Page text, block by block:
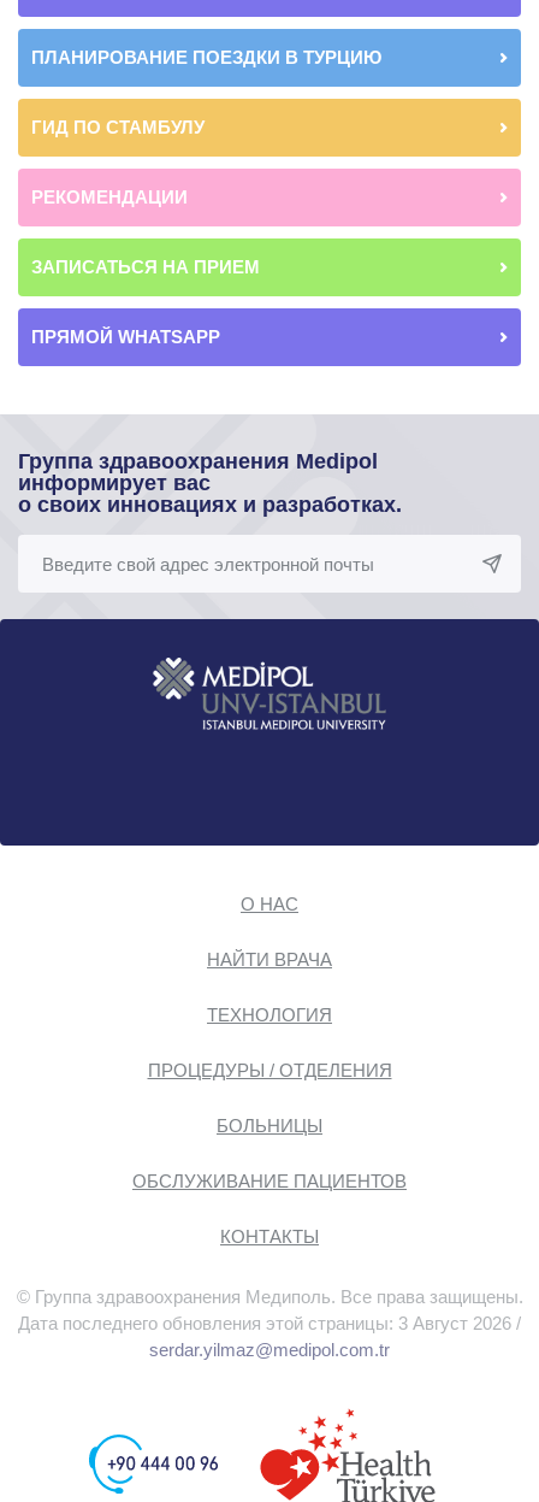
ПЛАНИРОВАНИЕ ПОЕЗДКИ В ТУРЦИЮ
ГИД ПО СТАМБУЛУ
РЕКОМЕНДАЦИИ
ЗАПИСАТЬСЯ НА ПРИЕМ
ПРЯМОЙ WHATSAPP
Группа здравоохранения Medipol
информирует вас
о своих инновациях и разработках.
О НАС
НАЙТИ ВРАЧА
ТЕХНОЛОГИЯ
ПРОЦЕДУРЫ / ОТДЕЛЕНИЯ
БОЛЬНИЦЫ
ОБСЛУЖИВАНИЕ ПАЦИЕНТОВ
КОНТАКТЫ
© Группа здравоохранения Медиполь. Все права защищены.
Дата последнего обновления этой страницы: 3 Август 2026 /
serdar.yilmaz@medipol.com.tr